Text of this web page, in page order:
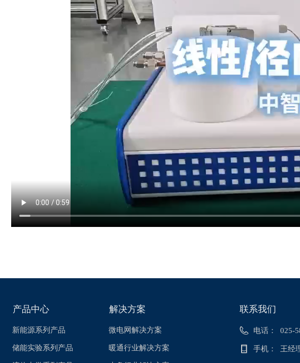
产品中心
新能源系列产品
储能实验系列产品
解决方案
微电网解决方案
暖通行业解决方案
联系我们
电话： 025-
手机： 王经